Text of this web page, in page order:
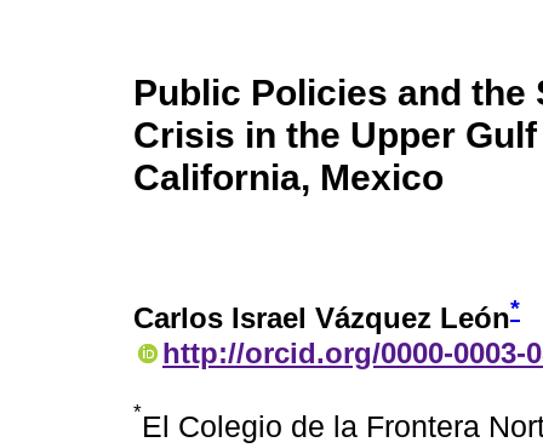
Public Policies and the
Crisis in the Upper
California, Mexico
Carlos Israel Vázquez León*
http://orcid.org/0000-0003-
*El Colegio de la Frontera